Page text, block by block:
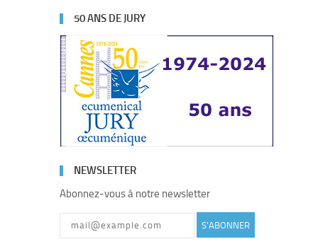
50 ANS DE JURY
NEWSLETTER
Abonnez-vous à notre newsletter
S'ABONNER